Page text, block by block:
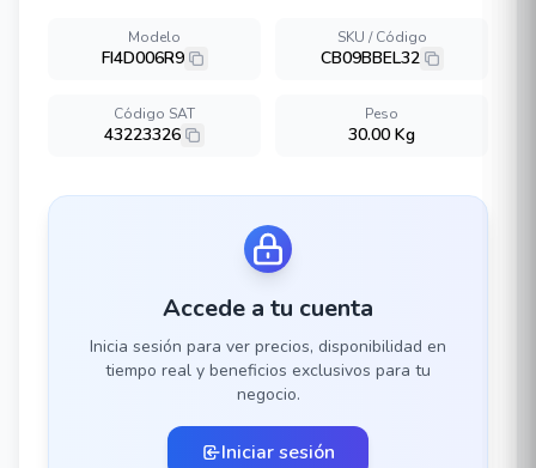
Modelo
FI4D006R9
SKU / Código
CB09BBEL32
Código SAT
43223326
Peso
30.00 Kg
Accede a tu cuenta
Inicia sesión para ver precios, disponibilidad en
tiempo real y beneficios exclusivos para tu
negocio.
Iniciar sesión